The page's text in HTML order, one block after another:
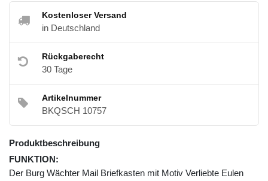
Kostenloser Versand
in Deutschland
Rückgaberecht
30 Tage
Artikelnummer
BKQSCH 10757
Produktbeschreibung
FUNKTION:
Der Burg Wächter Mail Briefkasten mit Motiv Verliebte Eulen